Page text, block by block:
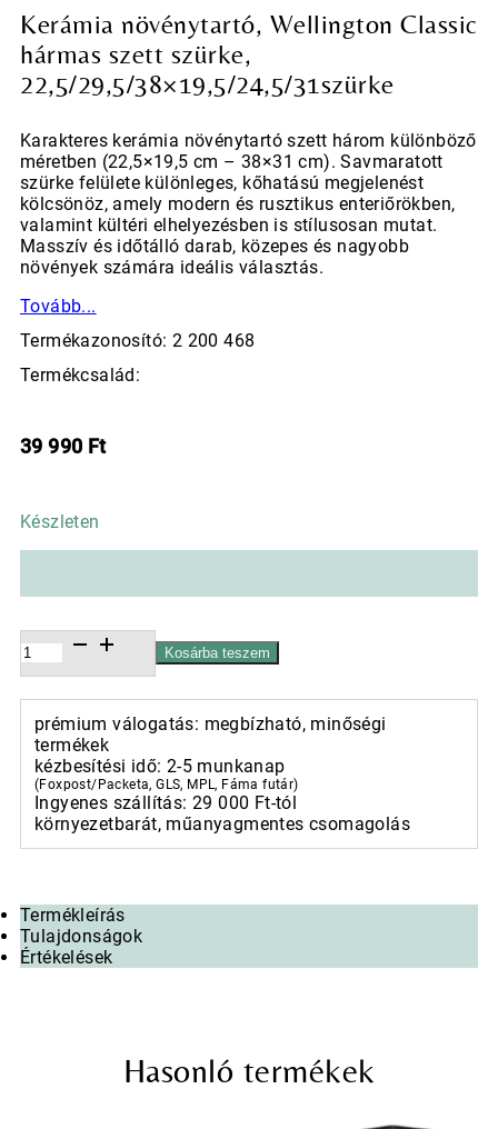
Kerámia növénytartó, Wellington Classic
hármas szett szürke,
22,5/29,5/38×19,5/24,5/31szürke
Karakteres kerámia növénytartó szett három különböző
méretben (22,5×19,5 cm – 38×31 cm). Savmaratott
szürke felülete különleges, kőhatású megjelenést
kölcsönöz, amely modern és rusztikus enteriőrökben,
valamint kültéri elhelyezésben is stílusosan mutat.
Masszív és időtálló darab, közepes és nagyobb
növények számára ideális választás.
Tovább...
Termékazonosító: 2 200 468
Termékcsalád:
39 990 Ft
Készleten
Kerámia
növénytartó,
Wellington
Classic
hármas
szett
szürke,
22,5/29,5/38x19,5/24,5/31szürke
mennyiség
Kosárba teszem
prémium válogatás: megbízható, minőségi
termékek
kézbesítési idő: 2-5 munkanap
(Foxpost/Packeta, GLS, MPL, Fáma futár)
Ingyenes szállítás: 29 000 Ft-tól
környezetbarát, műanyagmentes csomagolás
Termékleírás
Tulajdonságok
Értékelések
Hasonló termékek